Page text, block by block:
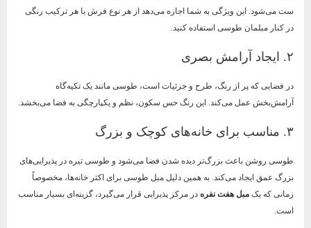
ست می‌شود. این ویژگی به شما اجازه می‌دهد از هر نوع فرش با هر ترکیب رنگی
در کنار مبلمان طوسی استفاده کنید.
۲. ایجاد آرامش بصری
در فضایی که پر از رنگ، طرح و جزئیات است، طوسی مانند یک تکیه‌گاه
آرامش‌بخش عمل می‌کند. این رنگ حس سکون، نظم و یکپارچگی به فضا می‌بخشد.
۳. مناسب برای خانه‌های کوچک و بزرگ
طوسی روشن باعث بزرگ‌تر دیده شدن فضا می‌شود و طوسی تیره در پذیرایی‌های
بزرگ عمق ایجاد می‌کند. به همین دلیل مبل طوسی برای اکثر خانه‌ها، مخصوصاً
زمانی که یکمبل هفت نفره در مرکز پذیرایی قرار می‌گیرد، گزینه‌ای بسیار مناسب
است.